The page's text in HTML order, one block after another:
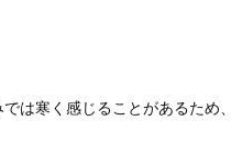
は寒く感じることがあるため